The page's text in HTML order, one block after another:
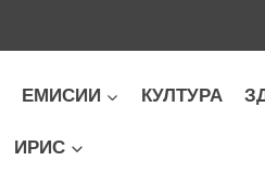
ЕМИСИИ КУЛТУРА
ИРИС